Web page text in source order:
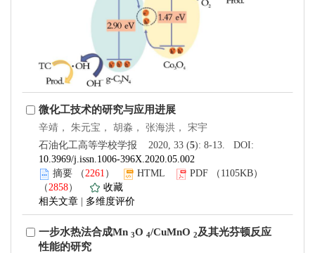
微化工技术的研究与应用进展
辛靖， 朱元宝， 胡淼， 张海洪， 宋宇
石油化工高等学校学报 2020, 33 (5): 8-13. DOI:
10.3969/j.issn.1006-396X.2020.05.002
摘要 （ 2261 ） HTML PDF （1105KB）
（ 2858）
收藏
相关文章
多维度评价
一步水热法合成Mn 3O 4/CuMnO 2及其光芬顿反应
性能的研究